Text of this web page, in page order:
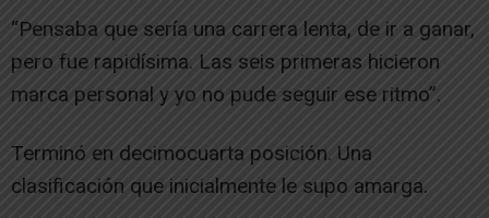
“Pensaba que sería una carrera lenta, de ir a ganar,
pero fue rapidísima. Las seis primeras hicieron
marca personal y yo no pude seguir ese ritmo”.
Terminó en decimocuarta posición. Una
clasificación que inicialmente le supo amarga.